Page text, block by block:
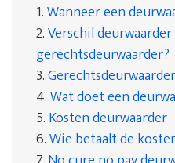
1.Wanneer een
2.Verschil
gerechtsdeurwaarder?
3.
4.Wat doet een
5. Kosten deurwaarder
6.Wie betaalt de